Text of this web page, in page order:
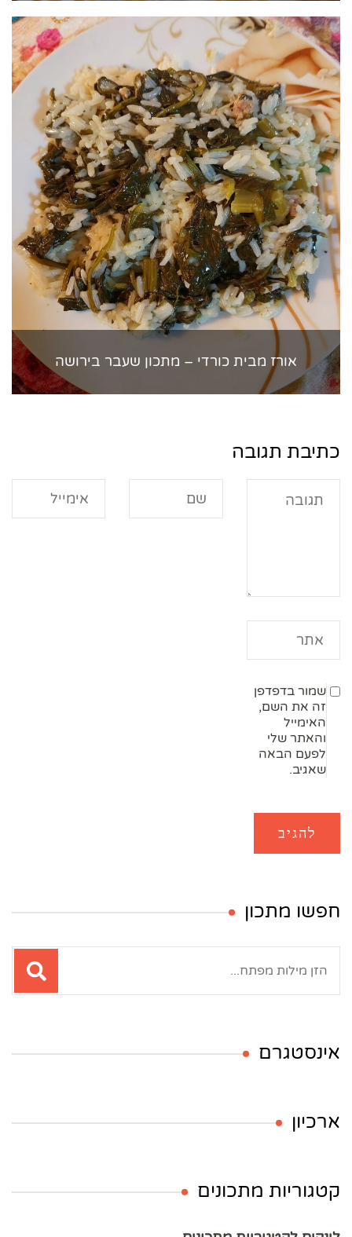
אורז מבית כורדי – מתכון שעבר בירושה
כתיבת תגובה
שמור בדפדפן
זה את השם,
האימייל
והאתר שלי
לפעם הבאה
שאגיב.
חפשו מתכון
אינסטגרם
ארכיון
קטגוריות מתכונים